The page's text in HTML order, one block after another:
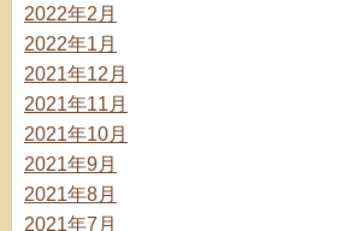
2022年2月
2022年1月
2021年12月
2021年11月
2021年10月
2021年9月
2021年8月
2021年7月